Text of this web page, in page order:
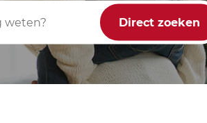
Direct zoeken